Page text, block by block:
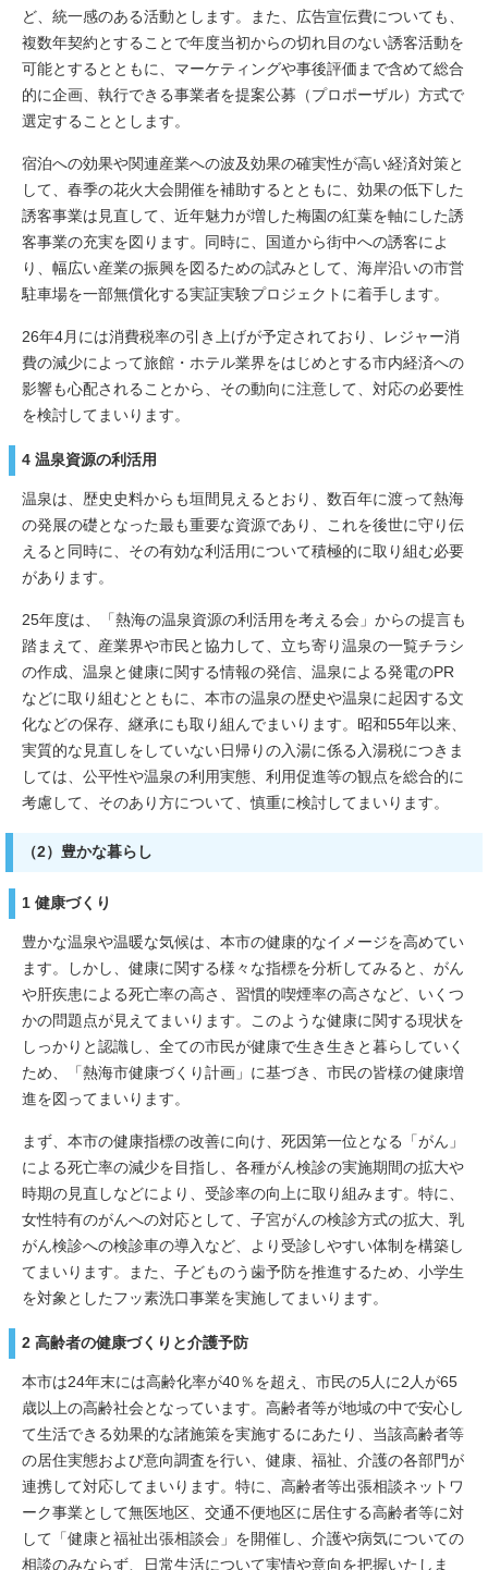
ど、統一感のある活動とします。また、広告宣伝費についても、
複数年契約とすることで年度当初からの切れ目のない誘客活動を
可能とするとともに、マーケティングや事後評価まで含めて総合
的に企画、執行できる事業者を提案公募（プロポーザル）方式で
選定することとします。
宿泊への効果や関連産業への波及効果の確実性が高い経済対策と
して、春季の花火大会開催を補助するとともに、効果の低下した
誘客事業は見直して、近年魅力が増した梅園の紅葉を軸にした誘
客事業の充実を図ります。同時に、国道から街中への誘客によ
り、幅広い産業の振興を図るための試みとして、海岸沿いの市営
駐車場を一部無償化する実証実験プロジェクトに着手します。
26年4月には消費税率の引き上げが予定されており、レジャー消
費の減少によって旅館・ホテル業界をはじめとする市内経済への
影響も心配されることから、その動向に注意して、対応の必要性
を検討してまいります。
4 温泉資源の利活用
温泉は、歴史史料からも垣間見えるとおり、数百年に渡って熱海
の発展の礎となった最も重要な資源であり、これを後世に守り伝
えると同時に、その有効な利活用について積極的に取り組む必要
があります。
25年度は、「熱海の温泉資源の利活用を考える会」からの提言も
踏まえて、産業界や市民と協力して、立ち寄り温泉の一覧チラシ
の作成、温泉と健康に関する情報の発信、温泉による発電のPR
などに取り組むとともに、本市の温泉の歴史や温泉に起因する文
化などの保存、継承にも取り組んでまいります。昭和55年以来、
実質的な見直しをしていない日帰りの入湯に係る入湯税につきま
しては、公平性や温泉の利用実態、利用促進等の観点を総合的に
考慮して、そのあり方について、慎重に検討してまいります。
（2）豊かな暮らし
1 健康づくり
豊かな温泉や温暖な気候は、本市の健康的なイメージを高めてい
ます。しかし、健康に関する様々な指標を分析してみると、がん
や肝疾患による死亡率の高さ、習慣的喫煙率の高さなど、いくつ
かの問題点が見えてまいります。このような健康に関する現状を
しっかりと認識し、全ての市民が健康で生き生きと暮らしていく
ため、「熱海市健康づくり計画」に基づき、市民の皆様の健康増
進を図ってまいります。
まず、本市の健康指標の改善に向け、死因第一位となる「がん」
による死亡率の減少を目指し、各種がん検診の実施期間の拡大や
時期の見直しなどにより、受診率の向上に取り組みます。特に、
女性特有のがんへの対応として、子宮がんの検診方式の拡大、乳
がん検診への検診車の導入など、より受診しやすい体制を構築し
てまいります。また、子どものう歯予防を推進するため、小学生
を対象としたフッ素洗口事業を実施してまいります。
2 高齢者の健康づくりと介護予防
本市は24年末には高齢化率が40％を超え、市民の5人に2人が65
歳以上の高齢社会となっています。高齢者等が地域の中で安心し
て生活できる効果的な諸施策を実施するにあたり、当該高齢者等
の居住実態および意向調査を行い、健康、福祉、介護の各部門が
連携して対応してまいります。特に、高齢者等出張相談ネットワ
ーク事業として無医地区、交通不便地区に居住する高齢者等に対
して「健康と福祉出張相談会」を開催し、介護や病気についての
相談のみならず、日常生活について実情や意向を把握いたしま